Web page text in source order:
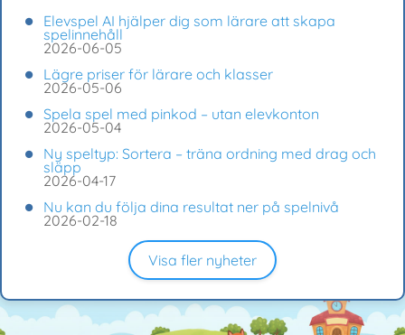
Elevspel AI hjälper dig som lärare att skapa
spelinnehåll
2026-06-05
Lägre priser för lärare och klasser
2026-05-06
Spela spel med pinkod – utan elevkonton
2026-05-04
Ny speltyp: Sortera – träna ordning med drag och
släpp
2026-04-17
Nu kan du följa dina resultat ner på spelnivå
2026-02-18
Visa fler nyheter